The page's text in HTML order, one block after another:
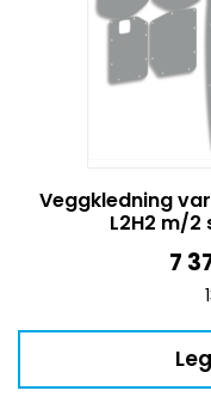
Veggkledning
L2H2 m/2
7